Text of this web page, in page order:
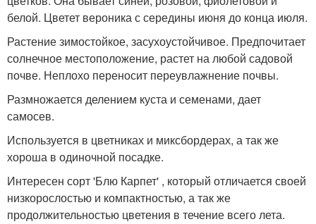
белой. Цветет вероника с середины июня до конца июля.
Растение зимостойкое, засухоустойчивое. Предпочитает
солнечное местоположение, растет на любой садовой
почве. Неплохо переносит переувлажнение почвы.
Размножается делением куста и семенами, дает
самосев.
Используется в цветниках и миксбордерах, а так же
хороша в одиночной посадке.
Интересен сорт 'Блю Карпет' , который отличается своей
низкорослостью и компактностью, а так же
продолжительностью цветения в течение всего лета.